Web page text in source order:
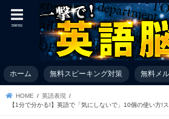
menu
ホーム 無料スピーキング対策 無料メ
HOME
英語表現
【1分で分かる!】英語で「気にしないで」10個の使い方!